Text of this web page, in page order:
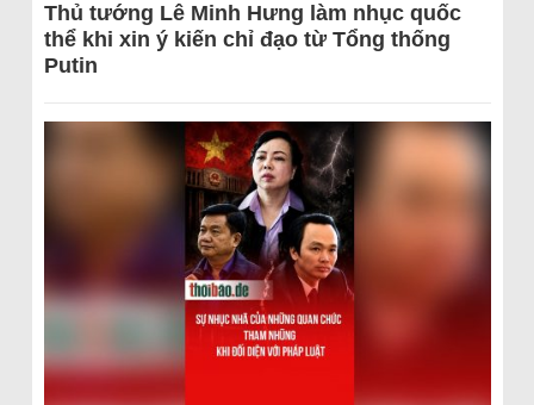
Thủ tướng Lê Minh Hưng làm nhục quốc
thể khi xin ý kiến chỉ đạo từ Tổng thống
Putin